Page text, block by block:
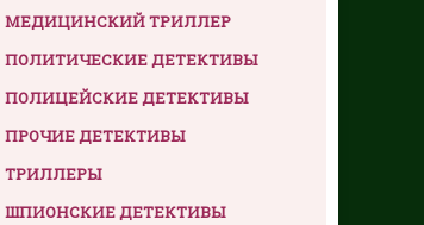
МЕДИЦИНСКИЙ ТРИЛЛЕР
ПОЛИТИЧЕСКИЕ ДЕТЕКТИВЫ
ПОЛИЦЕЙСКИЕ ДЕТЕКТИВЫ
ПРОЧИЕ ДЕТЕКТИВЫ
ТРИЛЛЕРЫ
ШПИОНСКИЕ ДЕТЕКТИВЫ